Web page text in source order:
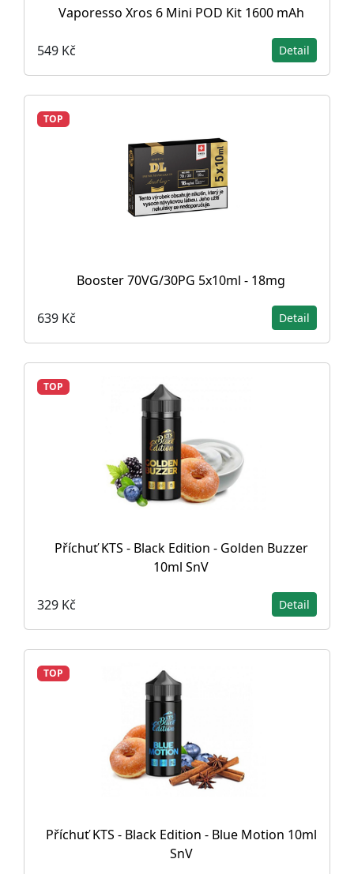
Vaporesso Xros 6 Mini POD Kit 1600 mAh
549 Kč Detail
TOP
Booster 70VG/30PG 5x10ml - 18mg
639 Kč Detail
TOP
Příchuť KTS - Black Edition - Golden Buzzer
10ml SnV
329 Kč Detail
TOP
Příchuť KTS - Black Edition - Blue Motion 10ml
SnV